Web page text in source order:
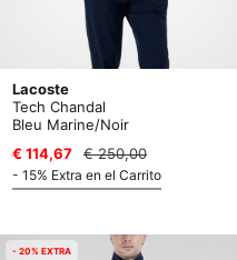
Lacoste
Tech Chandal
Bleu Marine/Noir
€ 114,67
€ 250,00
- 15% Extra en el Carrito
- 20% EXTRA